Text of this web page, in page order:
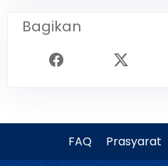
Bagikan
FAQ Prasyarat